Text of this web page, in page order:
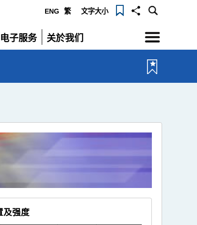
ENG 繁 文字大小
电子服务
展
关於我们
展
选
单
及强度